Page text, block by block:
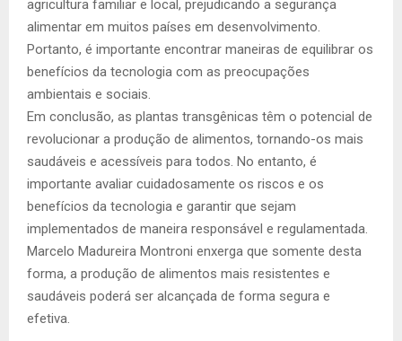
agricultura familiar e local, prejudicando a segurança
alimentar em muitos países em desenvolvimento.
Portanto, é importante encontrar maneiras de equilibrar os
benefícios da tecnologia com as preocupações
ambientais e sociais.
Em conclusão, as plantas transgênicas têm o potencial de
revolucionar a produção de alimentos, tornando-os mais
saudáveis e acessíveis para todos. No entanto, é
importante avaliar cuidadosamente os riscos e os
benefícios da tecnologia e garantir que sejam
implementados de maneira responsável e regulamentada.
Marcelo Madureira Montroni enxerga que somente desta
forma, a produção de alimentos mais resistentes e
saudáveis poderá ser alcançada de forma segura e
efetiva.